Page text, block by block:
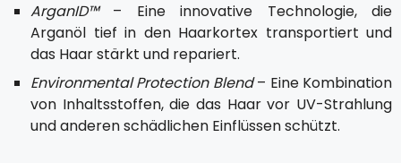
ArganID™– Eine innovative Technologie, die
Arganöl tief in den Haarkortex transportiert und
das Haar stärkt und repariert.
Environmental Protection Blend– Eine Kombination
von Inhaltsstoffen, die das Haar vor UV-Strahlung
und anderen schädlichen Einflüssen schützt.